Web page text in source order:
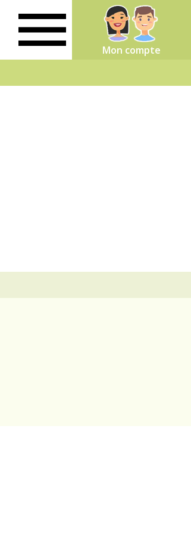
Mon compte